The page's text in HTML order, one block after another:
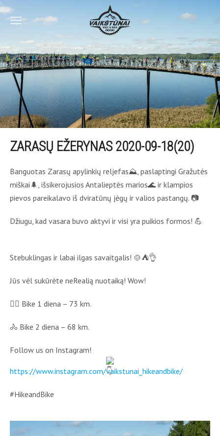
ZARASŲ EŽERYNAS 2020-09-18(20)
Banguotas Zarasų apylinkių reljefas⛰, paslaptingi Gražutės
miškai🌲, išsikerojusios Antalieptės marios🌊 ir klampios
pievos pareikalavo iš dviratūnų jėgų ir valios pastangų. 📷
Džiugu, kad vasara buvo aktyvi ir visi yra puikios formos! 💪
Stebuklingas ir labai ilgas savaitgalis! 🍲⛺👌
Jūs vėl sukūrėte neRealią nuotaiką! Wow!
🚴‍♀ Bike 1 diena – 73 km.
🚴 Bike 2 diena – 68 km.
Follow us on Instagram!
https://www.instagram.com/vaikstunai_hikeandbike/
#HikeandBike